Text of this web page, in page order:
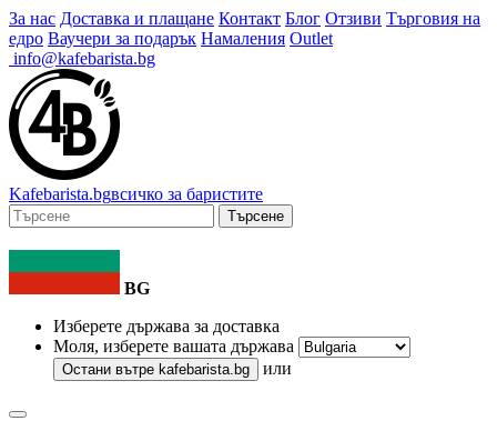
За нас Доставка и плащане Контакт Блог Отзиви Търговия на
едро Ваучери за подарък Намаления Outlet
info@kafebarista.bg
Kafebarista.bgвсичко за баристите
Търсене
BG
Изберете държава за доставка
Моля, изберете вашата държава
Остани вътре kafebarista.bg или